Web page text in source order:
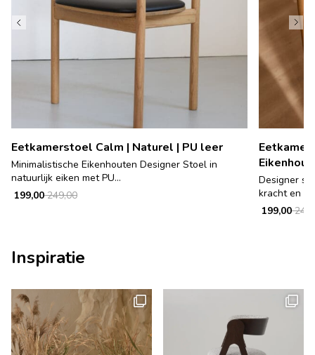
Eetkamerstoel Calm | Naturel | PU leer
Minimalistische Eikenhouten Designer Stoel in
natuurlijk eiken met PU...
249,00
199,00
Eikenhout
Designer
kracht en
199,00
Inspiratie